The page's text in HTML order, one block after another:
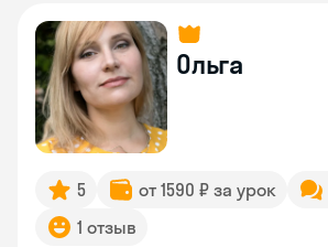
Ольга
5 от 1590 ₽ за урок
1 отзыв